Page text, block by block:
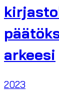
arkeesi
2023